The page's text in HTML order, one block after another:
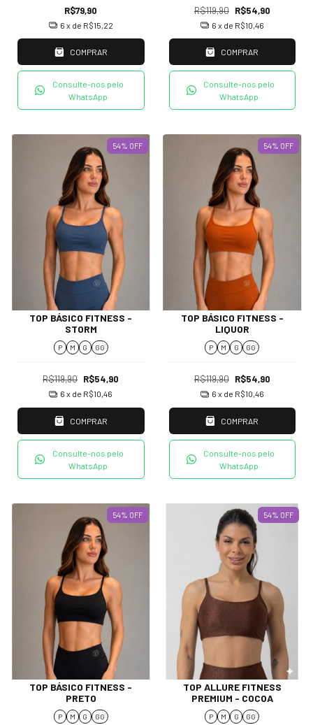
R$79,90
6 x de R$15,22
COMPRAR
Consulte-nos pelo
WhatsApp
R$119,90 R$54,90
6 x de R$10,46
COMPRAR
Consulte-nos pelo
WhatsApp
54% OFF
TOP BÁSICO FITNESS -
STORM
P M G GG
R$119,90 R$54,90
6 x de R$10,46
COMPRAR
Consulte-nos pelo
WhatsApp
54% OFF
TOP BÁSICO FITNESS -
LIQUOR
P M G GG
R$119,90 R$54,90
6 x de R$10,46
COMPRAR
Consulte-nos pelo
WhatsApp
54% OFF
TOP BÁSICO FITNESS -
PRETO
P M G GG
54% OFF
TOP ALLURE FITNESS
PREMIUM - COCOA
P M G GG